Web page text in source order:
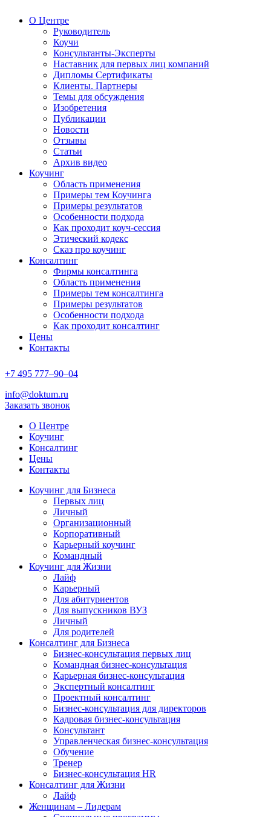
О Центре
Руководитель
Коучи
Консультанты-Эксперты
Наставник для первых лиц компаний
Дипломы Сертификаты
Клиенты. Партнеры
Темы для обсуждения
Изобретения
Публикации
Новости
Отзывы
Статьи
Архив видео
Коучинг
Область применения
Примеры тем Коучинга
Примеры результатов
Особенности подхода
Как проходит коуч-сессия
Этический кодекс
Сказ про коучинг
Консалтинг
Фирмы консалтинга
Область применения
Примеры тем консалтинга
Примеры результатов
Особенности подхода
Как проходит консалтинг
Цены
Контакты
+7 495 777–90–04
info@doktum.ru
Заказать звонок
О Центре
Коучинг
Консалтинг
Цены
Контакты
Коучинг для Бизнеса
Первых лиц
Личный
Организационный
Корпоративный
Карьерный коучинг
Командный
Коучинг для Жизни
Лайф
Карьерный
Для абитуриентов
Для выпускников ВУЗ
Личный
Для родителей
Консалтинг для Бизнеса
Бизнес-консультация первых лиц
Командная бизнес-консультация
Карьерная бизнес-консультация
Экспертный консалтинг
Проектный консалтинг
Бизнес-консультация для директоров
Кадровая бизнес-консультация
Консультант
Управленческая бизнес-консультация
Обучение
Тренер
Бизнес-консультация HR
Консалтинг для Жизни
Лайф
Женщинам – Лидерам